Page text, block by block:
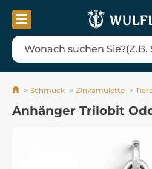
Schmuck Zinkamulette
Anhänger Trilobit